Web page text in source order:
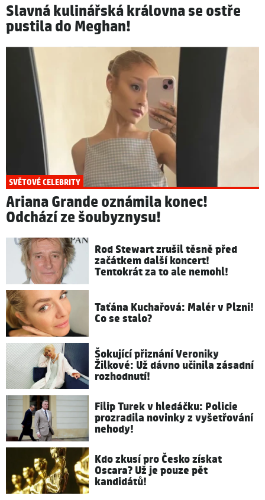
Slavná kulinářská královna se ostře
pustila do Meghan!
SVĚTOVÉ CELEBRITY
Ariana Grande oznámila konec!
Odchází ze šoubyznysu!
Rod Stewart zrušil těsně před
začátkem další koncert!
Tentokrát za to ale nemohl!
Taťána Kuchařová: Malér v Plzni!
Co se stalo?
Šokující přiznání Veroniky
Žilkové: Už dávno učinila zásadní
rozhodnutí!
Filip Turek v hledáčku: Policie
prozradila novinky z vyšetřování
nehody!
Kdo zkusí pro Česko získat
Oscara? Už je pouze pět
kandidátů!